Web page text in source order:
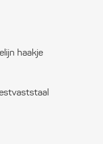
haakje